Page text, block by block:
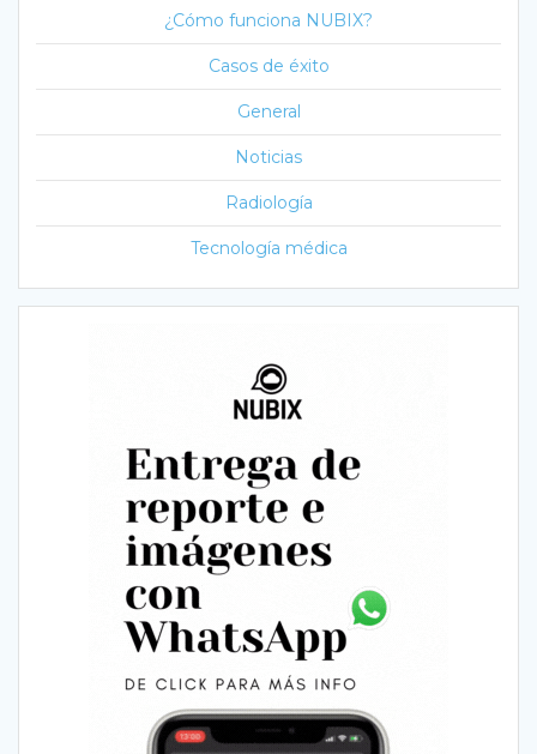
¿Cómo funciona NUBIX?
Casos de éxito
General
Noticias
Radiología
Tecnología médica